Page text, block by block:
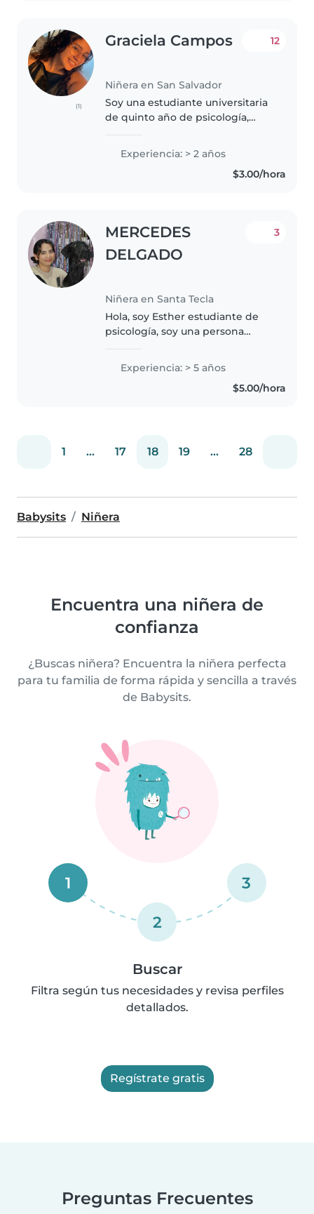
(1)
Graciela Campos
Niñera en San Salvador
12
Soy una estudiante universitaria
de quinto año de psicología,
tiempo, tengo 22 años de edad y
me gusta conocer lugares
nuevos, actividades al aire libre
Experiencia: > 2 años
$3.00/hora
MERCEDES
DELGADO
Niñera en Santa Tecla
3
Hola, soy Esther estudiante de
psicología, soy una persona
muy comprometida al cuidado,
trato y bienestar de los niños, me
gusta brindar un ambiente..
Experiencia: > 5 años
$5.00/hora
1 ... 17 18 19 ... 28
Babysits Niñera
Encuentra una niñera de
confianza
¿Buscas niñera? Encuentra la niñera perfecta
para tu familia de forma rápida y sencilla a través
de Babysits.
1
2
3
Buscar
Filtra según tus necesidades y revisa perfiles
detallados.
Regístrate gratis
Preguntas Frecuentes